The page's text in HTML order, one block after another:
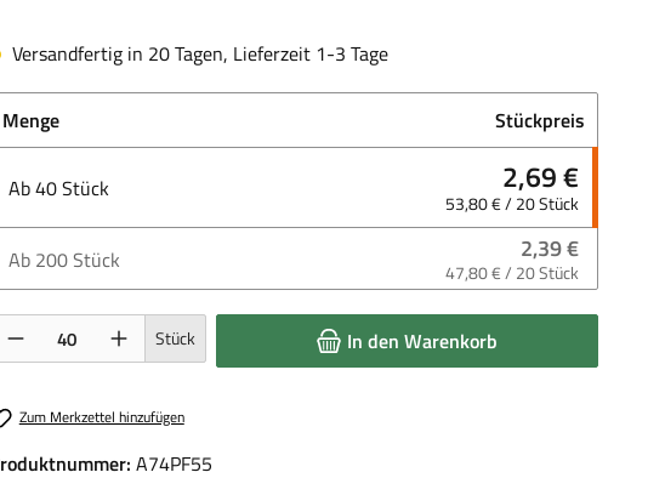
Versandfertig in 20 Tagen, Lieferzeit 1-3 Tage
Menge Stückpreis
Ab40Stück 2,69 €
53,80 € / 20 Stück
Ab 200Stück 2,39 €
47,80 € / 20 Stück
Produkt Anzahl: Gib den gewünschten Wert ein oder benutze die Schaltflächen um die
Stück In den Warenkorb
Zum Merkzettel hinzufügen
A74PF55